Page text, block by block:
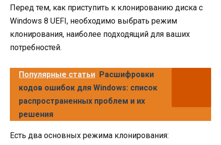
Перед тем, как приступить к клонированию диска с
Windows 8 UEFI, необходимо выбрать режим
клонирования, наиболее подходящий для ваших
потребностей.
Популярные статьи Расшифровки
кодов ошибок для Windows: список
распространенных проблем и их
решения
Есть два основных режима клонирования: